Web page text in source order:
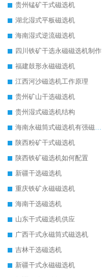
贵州锰矿干式磁选机
湖北湿式平板磁选机
海南湿式逆流磁选机
四川铁矿干选永磁磁选机制作
福建鼓形永磁磁选机
江西河沙磁选机工作原理
贵州矿山干选磁选机
贵州湿式磁选机结构
海南永磁筒式磁选机有强磁的吗
陕西粉矿干式磁选机
陕西铁矿磁选机如何配置
新疆干选磁选机
重庆铁矿永磁磁选机
海南干选磁选机
山东干式磁选机供应
广西干式永磁筒式磁选机
吉林干选磁选机
新疆干式永磁磁选机